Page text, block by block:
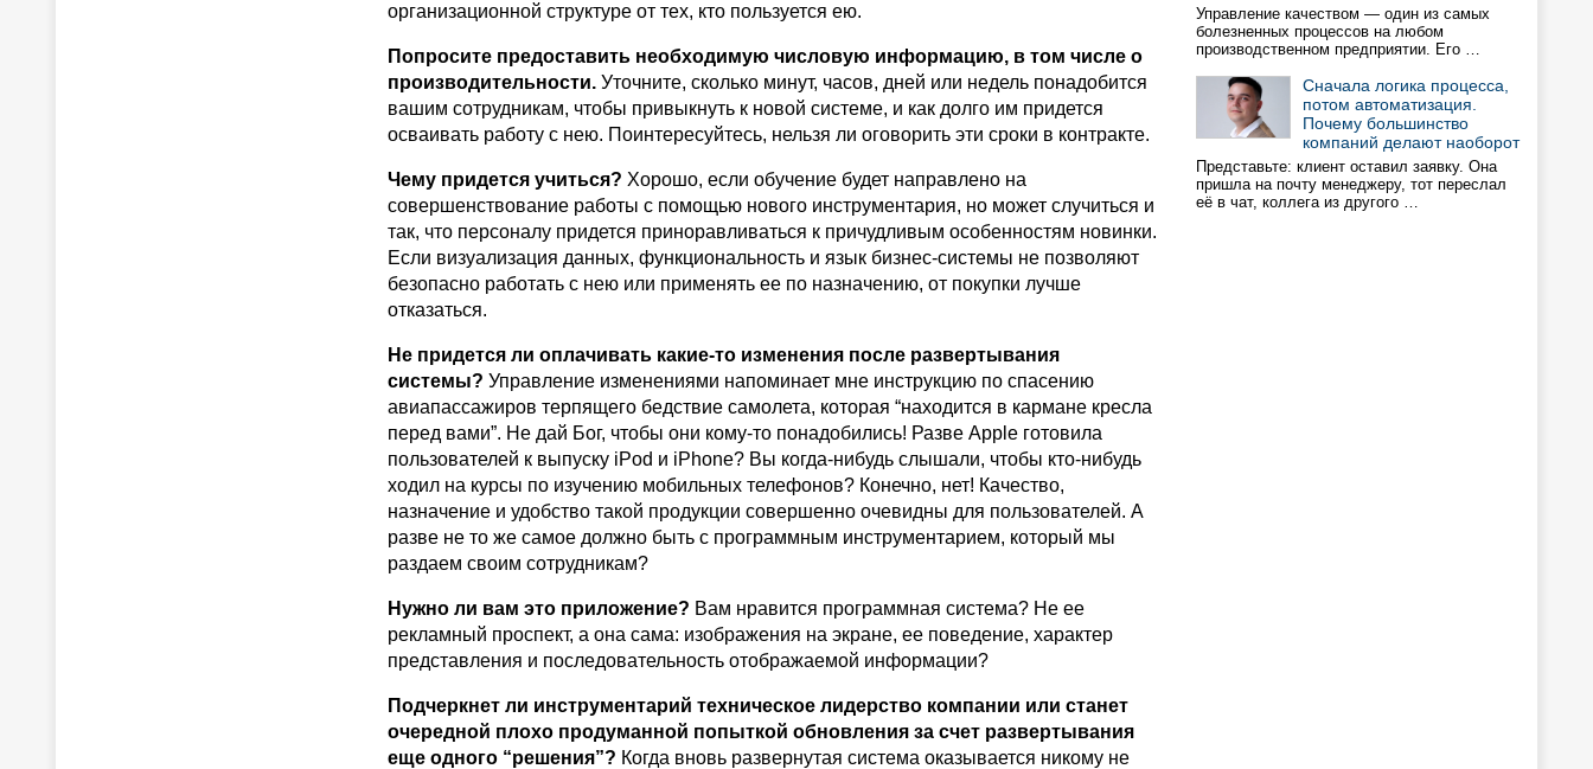
организационной структуре от тех, кто пользуется ею.
Попросите предоставить необходимую числовую информацию, в том числе о
производительности. Уточните, сколько минут, часов, дней или недель понадобится
вашим сотрудникам, чтобы привыкнуть к новой системе, и как долго им придется
осваивать работу с нею. Поинтересуйтесь, нельзя ли оговорить эти сроки в контракте.
Чему придется учиться? Хорошо, если обучение будет направлено на
совершенствование работы с помощью нового инструментария, но может случиться и
так, что персоналу придется приноравливаться к причудливым особенностям новинки.
Если визуализация данных, функциональность и язык бизнес-системы не позволяют
безопасно работать с нею или применять ее по назначению, от покупки лучше
отказаться.
Не придется ли оплачивать какие-то изменения после развертывания
системы? Управление изменениями напоминает мне инструкцию по спасению
авиапассажиров терпящего бедствие самолета, которая “находится в кармане кресла
перед вами”. Не дай Бог, чтобы они кому-то понадобились! Разве Apple готовила
пользователей к выпуску iPod и iPhone? Вы когда-нибудь слышали, чтобы кто-нибудь
ходил на курсы по изучению мобильных телефонов? Конечно, нет! Качество,
назначение и удобство такой продукции совершенно очевидны для пользователей. А
разве не то же самое должно быть с программным инструментарием, который мы
раздаем своим сотрудникам?
Нужно ли вам это приложение? Вам нравится программная система? Не ее
рекламный проспект, а она сама: изображения на экране, ее поведение, характер
представления и последовательность отображаемой информации?
Подчеркнет ли инструментарий техническое лидерство компании или станет
очередной плохо продуманной попыткой обновления за счет развертывания
еще одного “решения”? Когда вновь развернутая система оказывается никому не
Управление качеством — один из самых
болезненных процессов на любом
производственном предприятии. Его …
Сначала логика процесса,
потом автоматизация.
Почему большинство
компаний делают наоборот
Представьте: клиент оставил заявку. Она
пришла на почту менеджеру, тот переслал
её в чат, коллега из другого …